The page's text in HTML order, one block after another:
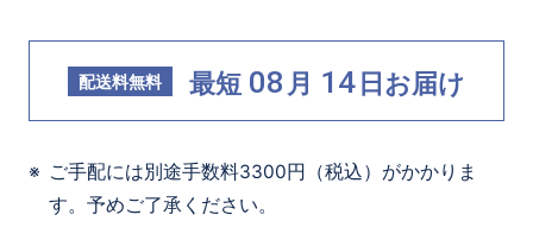
配送料無料 最短 08 月 14 日お届け
ご手配には別途手数料3300円（税込）がかかりま
す。予めご了承ください。